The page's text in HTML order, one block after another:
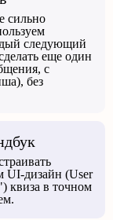
сильно
следующий
еще один
с
без
UI-дизайн (User
квиза в точном